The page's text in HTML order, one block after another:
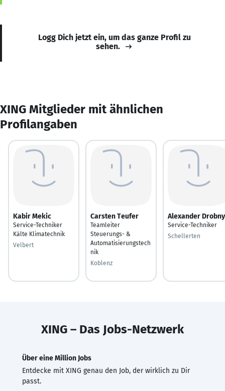
Logg Dich jetzt ein, um das ganze Profil zu
sehen.
XING Mitglieder mit ähnlichen
Profilangaben
Kabir Mekic
Service-Techniker
Kälte Klimatechnik
Velbert
Carsten Teufer
Teamleiter
Steuerungs- &
Automatisierungstech
nik
Koblenz
Alexander Drobny
Service-Techniker
Schellerten
XING – Das Jobs-Netzwerk
Über eine Million Jobs
Entdecke mit XING genau den Job, der wirklich zu Dir
passt.